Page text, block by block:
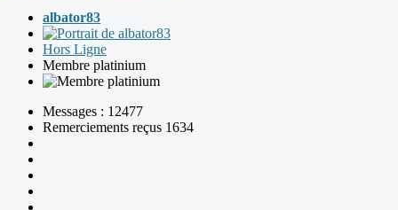
albator83
Hors Ligne
Membre platinium
Messages : 12477
Remerciements reçus 1634